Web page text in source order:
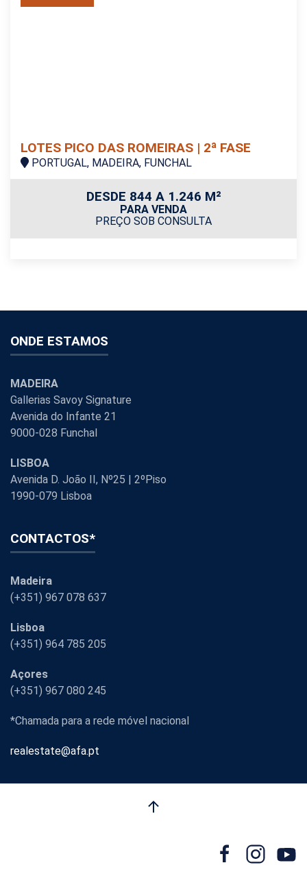
LOTES PICO DAS ROMEIRAS | 2ª FASE
PORTUGAL, MADEIRA, FUNCHAL
DESDE 844 A 1.246 M²
PARA VENDA
PREÇO SOB CONSULTA
ONDE ESTAMOS
MADEIRA
Gallerias Savoy Signature
Avenida do Infante 21
9000-028 Funchal
LISBOA
Avenida D. João II, Nº25 | 2ºPiso
1990-079 Lisboa
CONTACTOS*
Madeira
(+351) 967 078 637
Lisboa
(+351) 964 785 205
Açores
(+351) 967 080 245
*Chamada para a rede móvel nacional
realestate@afa.pt